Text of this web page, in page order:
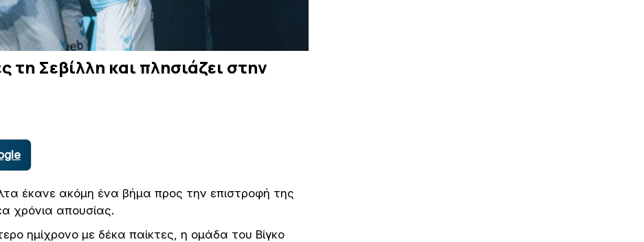
τη Σεβίλλη και πλησιάζει στην
έκανε ακόμη ένα βήμα προς την επιστροφή της
χρόνια απουσίας.
ημίχρονο με δέκα παίκτες, η ομάδα του Βίγκο